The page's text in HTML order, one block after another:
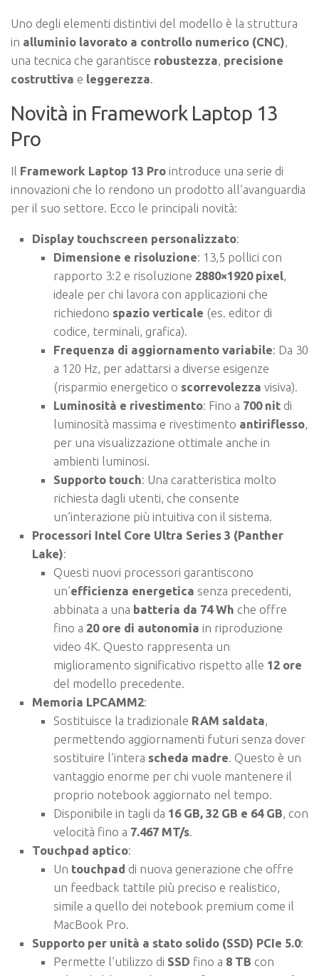
Uno degli elementi distintivi del modello è la struttura
in alluminio lavorato a controllo numerico (CNC),
una tecnica che garantisce robustezza, precisione
costruttiva e leggerezza.
Novità in Framework Laptop 13
Pro
Il Framework Laptop 13 Pro introduce una serie di
innovazioni che lo rendono un prodotto all’avanguardia
per il suo settore. Ecco le principali novità:
Display touchscreen personalizzato:
Dimensione e risoluzione: 13,5 pollici con
rapporto 3:2 e risoluzione 2880×1920 pixel
ideale per chi lavora con applicazioni che
richiedono spazio verticale (es. editor di
codice, terminali, grafica).
Frequenza di aggiornamento variabile: Da 30
a 120 Hz, per adattarsi a diverse esigenze
(risparmio energetico o scorrevolezza visiva).
Luminosità e rivestimento: Fino a 700 nit di
luminosità massima e rivestimento antiriflesso
per una visualizzazione ottimale anche in
ambienti luminosi.
Supporto touch: Una caratteristica molto
richiesta dagli utenti, che consente
un’interazione più intuitiva con il sistema.
Processori Intel Core Ultra Series 3 (Panther
Lake):
Questi nuovi processori garantiscono
un’efficienza energetica senza precedenti,
abbinata a una batteria da 74 Wh che offre
fino a 20 ore di autonomia in riproduzione
video 4K. Questo rappresenta un
miglioramento significativo rispetto alle 12 ore
del modello precedente.
Memoria LPCAMM2:
Sostituisce la tradizionale RAM saldata
permettendo aggiornamenti futuri senza dover
sostituire l’intera scheda madre . Questo è un
vantaggio enorme per chi vuole mantenere il
proprio notebook aggiornato nel tempo.
Disponibile in tagli da 16 GB, 32 GB e 64 GB , con
velocità fino a 7.467 MT/s
Touchpad aptico:
Un touchpad di nuova generazione che offre
un feedback tattile più preciso e realistico,
simile a quello dei notebook premium come il
MacBook Pro.
Supporto per unità a stato solido (SSD) PCIe 5.0:
Permette l’utilizzo di SSD fino a 8 TB con